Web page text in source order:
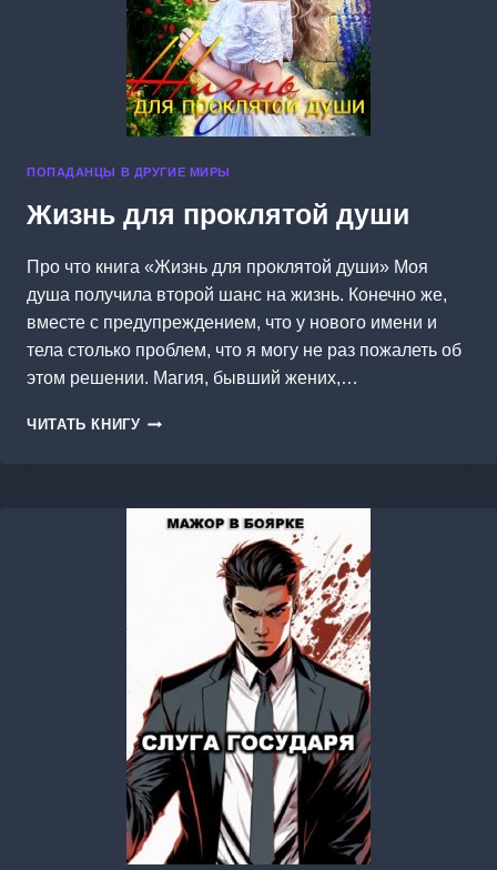
ПОПАДАНЦЫ В ДРУГИЕ МИРЫ
Жизнь для проклятой души
Про что книга «Жизнь для проклятой души» Моя
душа получила второй шанс на жизнь. Конечно же,
вместе с предупреждением, что у нового имени и
тела столько проблем, что я могу не раз пожалеть об
этом решении. Магия, бывший жених,…
ЧИТАТЬ КНИГУ ЖИЗНЬ